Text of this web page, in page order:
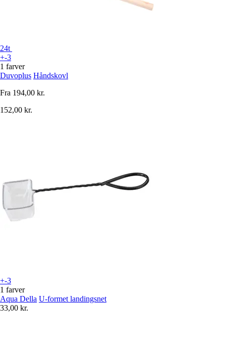
24t
+-3
1 farver
Duvoplus Håndskovl
Fra 194,00 kr.
152,00 kr.
+-3
1 farver
Aqua Della U-formet landingsnet
33,00 kr.